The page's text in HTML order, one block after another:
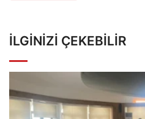
İLGINIZI ÇEKEBILIR